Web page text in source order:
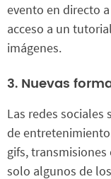
evento en directo
acceso a un
imágenes.
3. Nuevas
Las redes sociales
de
gifs,
solo algunos de